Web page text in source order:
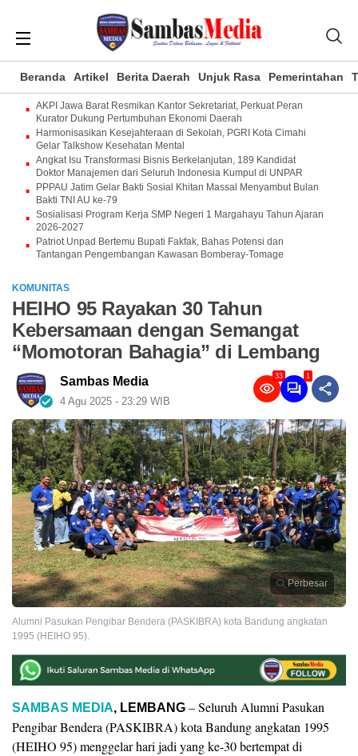
Beranda Artikel Berita Daerah Unjuk Rasa Pemerintahan
AKPI Jawa Barat Resmikan Kantor Sekretariat, Perkuat Peran
Kurator Dukung Pertumbuhan Ekonomi Daerah
Harmonisasikan Kesejahteraan di Sekolah, PGRI Kota Cimahi
Gelar Talkshow Kesehatan Mental
Angkat Isu Transformasi Bisnis Berkelanjutan, 189 Kandidat
Doktor Manajemen dari Seluruh Indonesia Kumpul di UNPAR
PPPAU Jatim Gelar Bakti Sosial Khitan Massal Menyambut Bulan
Bakti TNI AU ke-79
Sosialisasi Program Kerja SMP Negeri 1 Margahayu Tahun Ajaran
2026-2027
Patriot Unpad Bertemu Bupati Fakfak, Bahas Potensi dan
Tantangan Pengembangan Kawasan Bomberay-Tomage
KOMUNITAS
HEIHO 95 Rayakan 30 Tahun
Kebersamaan dengan Semangat
“Momotoran Bahagia” di Lembang
Sambas Media
4 Agu 2025 - 23:29 WIB
33 1
Perbesar
Alumni Pasukan Pengibar Bendera (PASKIBRA) kota Bandung angkatan
1995 (HEIHO 95).
SAMBAS MEDIA, LEMBANG – Seluruh Alumni Pasukan
Pengibar Bendera (PASKIBRA) kota Bandung angkatan 1995
(HEIHO 95) menggelar hari jadi yang ke-30 bertempat di